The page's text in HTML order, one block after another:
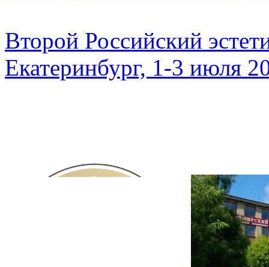
Второй Российский
Екатеринбург, 1-3 июля